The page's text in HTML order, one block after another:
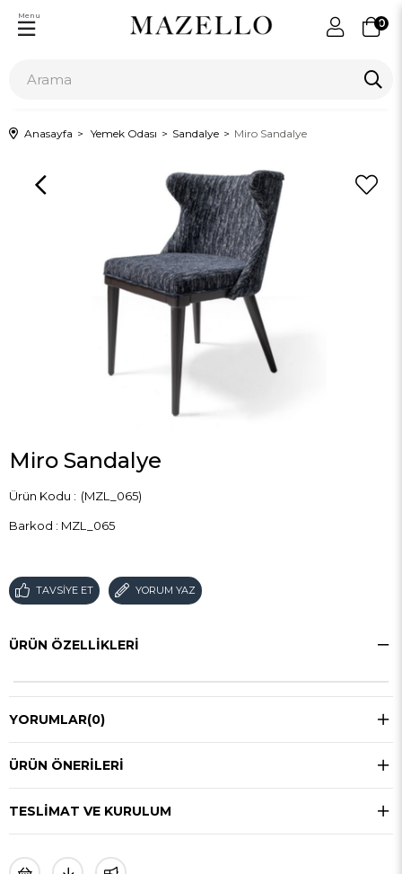
0
Menu
Anasayfa Yemek Odası Sandalye Miro Sandalye
Miro Sandalye
(MZL_065)
Barkod : MZL_065
TAVSIYE ET YORUM YAZ
ÜRÜN ÖZELLIKLERI
YORUMLAR(0)
ÜRÜN ÖNERILERI
TESLIMAT VE KURULUM